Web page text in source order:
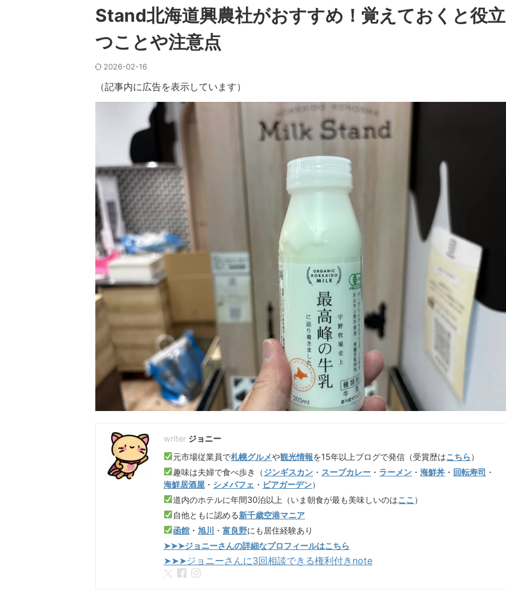
Stand北海道興農社がおすすめ！覚えておくと役立
つことや注意点
2026-02-16
（記事内に広告を表示しています）
ジョニー
元市場従業員で札幌グルメや観光情報を15年以上ブログで発信（受賞歴はこちら）
趣味は夫婦で食べ歩き（ジンギスカン ・ スープカレー ・ ラーメン ・海鮮丼 ・ 回転寿司 ・
海鮮居酒屋 ・ シメパフェ ・ ビアガーデン）
道内のホテルに年間30泊以上（いま朝食が最も美味しいのはここ ）
自他ともに認める新千歳空港マニア
函館 ・旭川 ・富良野にも居住経験あり
➤➤➤ジョニーさんの詳細なプロフィールはこちら
➤➤➤ジョニーさんに3回相談できる権利付きnote